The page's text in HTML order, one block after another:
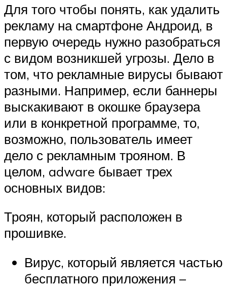
Для того чтобы понять, как удалить
рекламу на смартфоне Андроид, в
первую очередь нужно разобраться
с видом возникшей угрозы. Дело в
том, что рекламные вирусы бывают
разными. Например, если баннеры
выскакивают в окошке браузера
или в конкретной программе, то,
возможно, пользователь имеет
дело с рекламным трояном. В
целом, adware бывает трех
основных видов:
Троян, который расположен в
прошивке.
Вирус, который является частью
бесплатного приложения –